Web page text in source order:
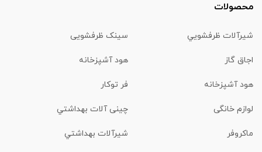
محصولات
شیرآلات ظرفشويي سینک ظرفشویی
اجاق گاز هود آشپزخانه
هود آشپزخانه فر توکار
لوازم خانگی چینی آلات بهداشتي
ماكروفر شیرآلات بهداشتي